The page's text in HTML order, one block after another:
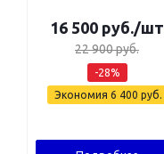
16 500 руб./шт
22 900руб.
-28%
Экономия 6 400 руб.